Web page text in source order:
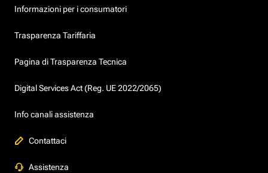
Informazioni per i consumatori
Trasparenza Tariffaria
Pagina di Trasparenza Tecnica
Digital Services Act (Reg. UE 2022/2065)
Info canali assistenza
Contattaci
Assistenza